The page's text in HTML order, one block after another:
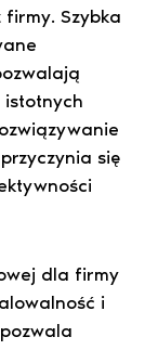
Szybka
istotnych
się
dla firmy
i